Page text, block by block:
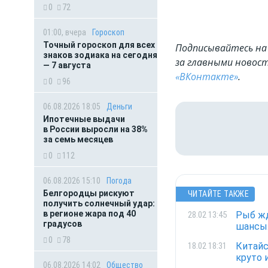
0 72
01:00, вчера
Гороскоп
Точный гороскоп для всех
знаков зодиака на сегодня
— 7 августа
0
96
06.08.2026 18:05
Деньги
Ипотечные выдачи
в России выросли на 38%
за семь месяцев
0
112
06.08.2026 15:10
Погода
Белгородцы рискуют
получить солнечный удар:
в регионе жара под 40
градусов
0
78
06.08.2026 14:02 Общество
Подписывайтесь
за главными
«ВКонтакте».
ЧИТАЙТЕ ТАКЖЕ
28.02 13:45
Рыб
18.02 18:31
круто